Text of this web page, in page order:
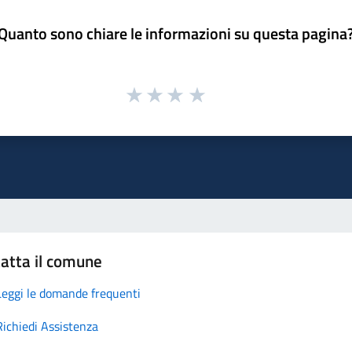
sono chiare le informazioni su questa
il comune
le domande frequenti
Assistenza